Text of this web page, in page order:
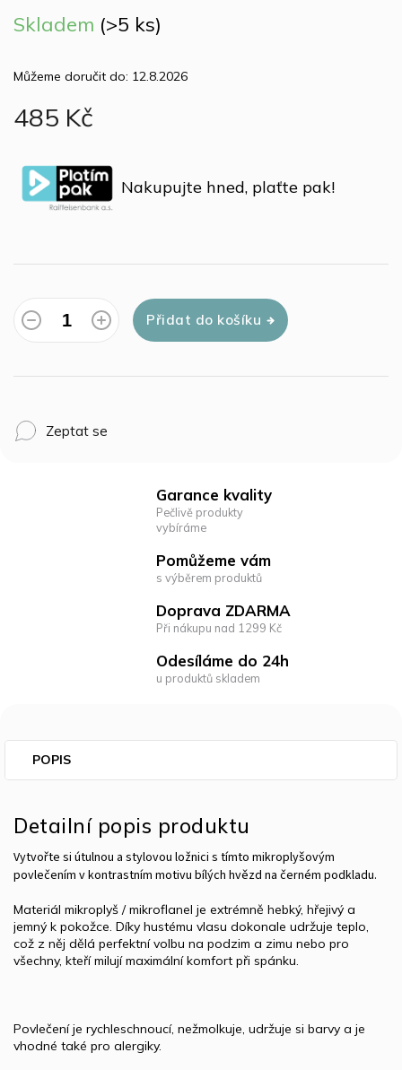
485 Kč
cena:
Nakupujte hned, plaťte pak!
Skladem (>5 ks)
Můžeme doručit do: 12.8.2026
Přidat do košíku
Zeptat se
Garance kvality
Pečlivě produkty
vybíráme
Pomůžeme vám
s výběrem produktů
Doprava ZDARMA
Při nákupu nad 1299 Kč
Odesíláme do 24h
u produktů skladem
POPIS
Detailní popis produktu
Vytvořte si útulnou a stylovou ložnici s tímto mikroplyšovým
povlečením v kontrastním motivu bílých hvězd na černém podkladu.
Materiál mikroplyš / mikroflanel je extrémně hebký, hřejivý a
jemný k pokožce. Díky hustému vlasu dokonale udržuje teplo,
což z něj dělá perfektní volbu na podzim a zimu nebo pro
všechny, kteří milují maximální komfort při spánku.
Povlečení je rychleschnoucí, nežmolkuje, udržuje si barvy a je
vhodné také pro alergiky.